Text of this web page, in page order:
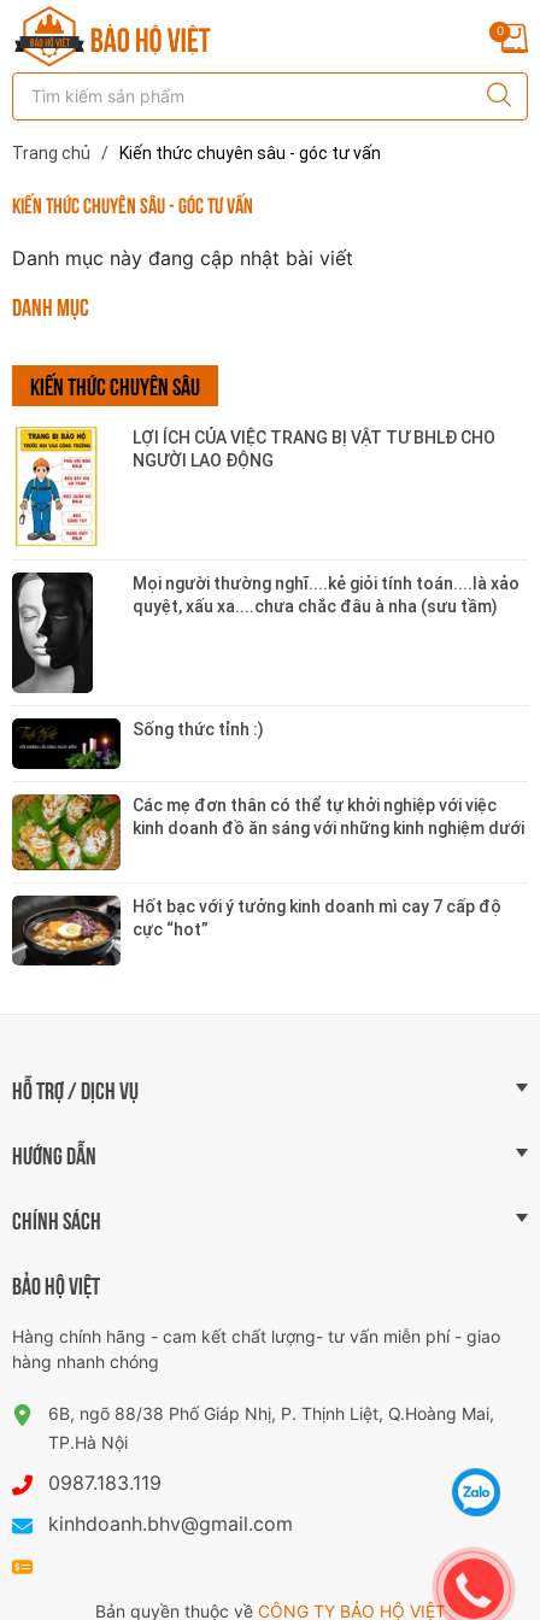
0
Trang chủ / Kiến thức chuyên sâu - góc tư vấn
Kiến thức chuyên sâu - góc tư vấn
Danh mục này đang cập nhật bài viết
DANH MỤC
KIẾN THỨC CHUYÊN SÂU
LỢI ÍCH CỦA VIỆC TRANG BỊ VẬT TƯ BHLĐ CHO
NGƯỜI LAO ĐỘNG
Mọi người thường nghĩ....kẻ giỏi tính toán....là xảo
quyệt, xấu xa....chưa chắc đâu à nha (sưu tầm)
Sống thức tỉnh :)
Các mẹ đơn thân có thể tự khởi nghiệp với việc
kinh doanh đồ ăn sáng với những kinh nghiệm dưới
Hốt bạc với ý tưởng kinh doanh mì cay 7 cấp độ
cực “hot”
HỖ TRỢ / DỊCH VỤ
HƯỚNG DẪN
CHÍNH SÁCH
BẢO HỘ VIỆT
Hàng chính hãng - cam kết chất lượng- tư vấn miễn phí - giao
hàng nhanh chóng
6B, ngõ 88/38 Phố Giáp Nhị, P. Thịnh Liệt, Q.Hoàng Mai,
TP.Hà Nội
0987.183.119
kinhdoanh.bhv@gmail.com
Bản quyền thuộc về CÔNG TY BẢO HỘ VIỆT